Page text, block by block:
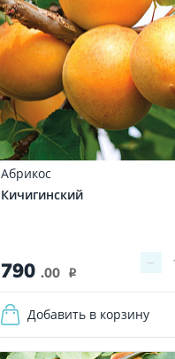
Абрикос
Кичигинский
790 .00 i
−
Добавить в корзину